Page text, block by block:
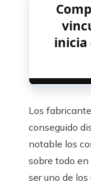
inicia
Los
conseguido
notable los
sobre todo en
ser uno de